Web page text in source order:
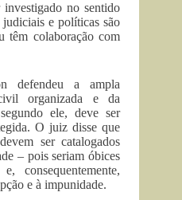
no sentido
judiciais e políticas são
têm colaboração com
defendeu a ampla
organizada e da
ele, deve ser
O juiz disse que
ser catalogados
– pois seriam óbices
consequentemente,
e à impunidade.